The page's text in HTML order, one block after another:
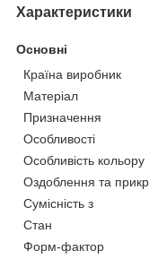
Характеристики
Основні
Країна виробник
Матеріал
Призначення
Особливості
Особливість кольору
Оздоблення та
Сумісність з
Стан
Форм-фактор